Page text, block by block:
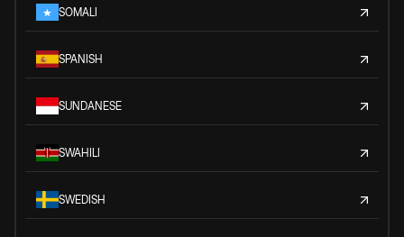
SOMALI
SPANISH
SUNDANESE
SWAHILI
SWEDISH